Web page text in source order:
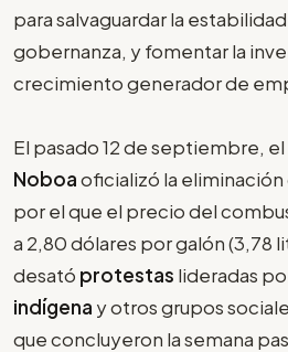
para salvaguardar la
gobernanza, y fomentar la
crecimiento generador de
El pasado 12 de septiembre, el
Noboaoficializó la eliminación
por el que el precio del
a 2,80 dólares por galón (3,78
desató protestas lideradas
indígena y otros grupos
que concluyeron la semana